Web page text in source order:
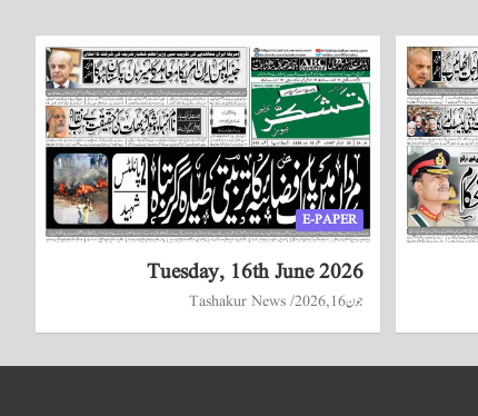
E-PAPER
Tuesday, 16th June 2026
جون 16, 2026 Tashakur News